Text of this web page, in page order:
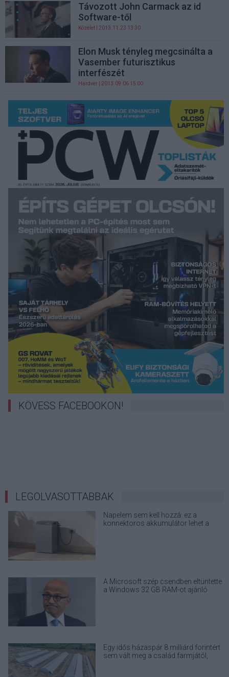
Távozott John Carmack az id
Software-től
Közélet | 2013.11.23 13:30
Elon Musk tényleg megcsinálta a
Vasember futurisztikus
interfészét
Hardver | 2013.09.06 15:00
KÖVESS FACEBOOKON!
LEGOLVASOTTABBAK
Napelem sem kell hozzá: ez a
konnektoros akkumulátor lehet a
A Microsoft szép csendben eltüntette
a Windows 32 GB RAM-ot ajánló
Egy idős házaspár 8 milliárd forintért
sem vált meg a család farmjától,